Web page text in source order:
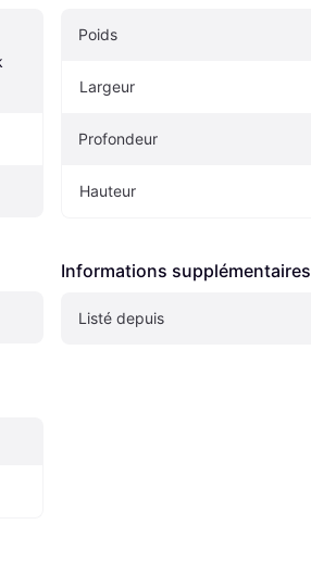
Poids
Largeur
Profondeur
Hauteur
Informations supplémentaires
Listé depuis